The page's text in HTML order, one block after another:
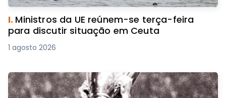
I. Ministros da UE reúnem-se terça-feira
para discutir situação em Ceuta
1 agosto 2026